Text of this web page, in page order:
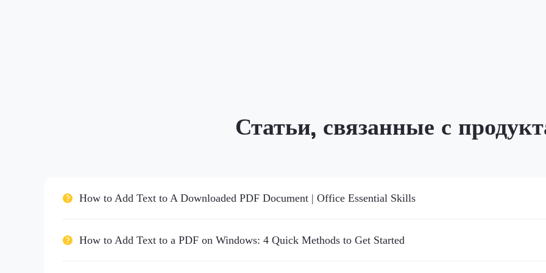
Статьи, связанные с
How to Add Text to A Downloaded PDF Document | Office Essential Skills
How to Add Text to a PDF on Windows: 4 Quick Methods to Get Started